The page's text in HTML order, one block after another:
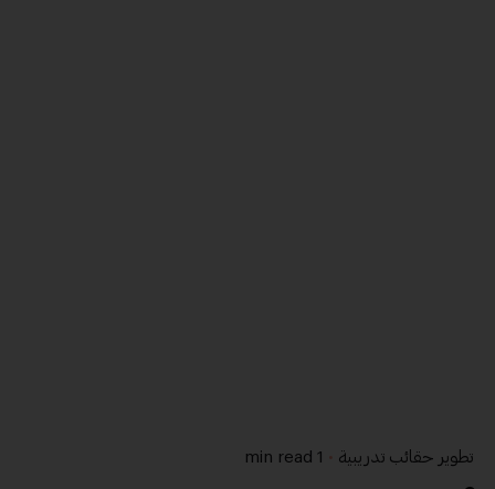
تطوير حقائب تدريبية 1 min read